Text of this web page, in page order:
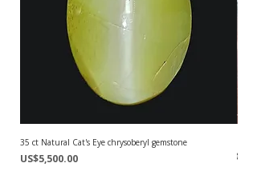
35 ct Natural Cat's Eye chrysoberyl gemstone
가격
US$5,500.00